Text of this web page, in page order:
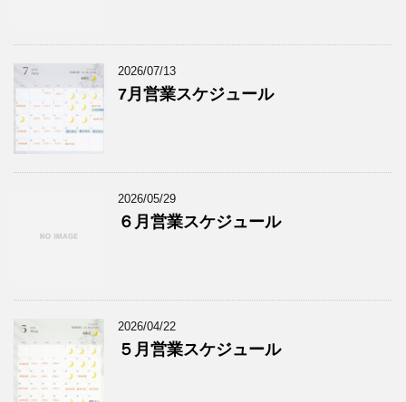
2026/07/13
7月営業スケジュール
2026/05/29
６月営業スケジュール
2026/04/22
５月営業スケジュール